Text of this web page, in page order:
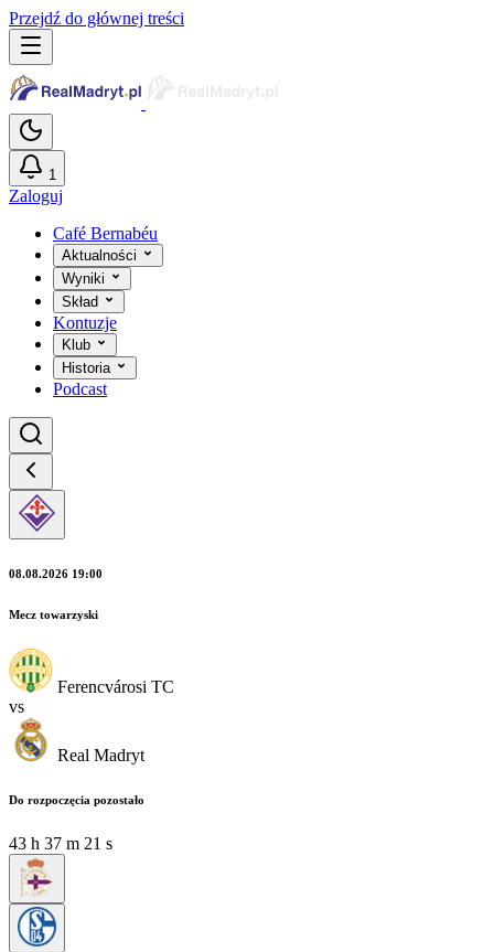
Przejdź do głównej treści
1
Zaloguj
Café Bernabéu
Aktualności
Wyniki
Skład
Kontuzje
Klub
Historia
Podcast
08.08.2026 19:00
Mecz towarzyski
Ferencvárosi TC
vs
Real Madryt
Do rozpoczęcia pozostało
43 h 37 m 19 s